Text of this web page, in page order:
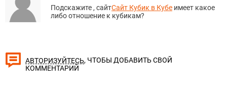
Подскажите , сайтСайт Кубик в Кубе имеет какое
либо отношение к кубикам?
АВТОРИЗУЙТЕСЬ, ЧТОБЫ ДОБАВИТЬ СВОЙ
КОММЕНТАРИЙ